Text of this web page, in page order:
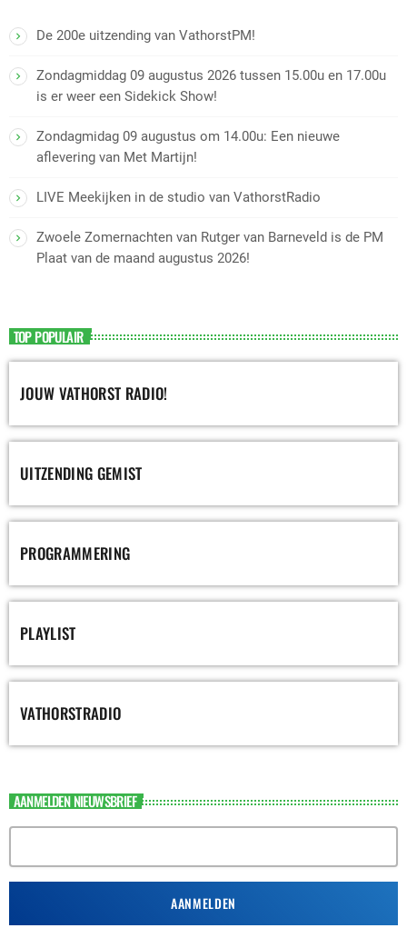
De 200e uitzending van VathorstPM!
Zondagmiddag 09 augustus 2026 tussen 15.00u en 17.00u
is er weer een Sidekick Show!
Zondagmidag 09 augustus om 14.00u: Een nieuwe
aflevering van Met Martijn!
LIVE Meekijken in de studio van VathorstRadio
Zwoele Zomernachten van Rutger van Barneveld is de PM
Plaat van de maand augustus 2026!
TOP POPULAIR
JOUW VATHORST RADIO!
UITZENDING GEMIST
PROGRAMMERING
PLAYLIST
VATHORSTRADIO
AANMELDEN NIEUWSBRIEF